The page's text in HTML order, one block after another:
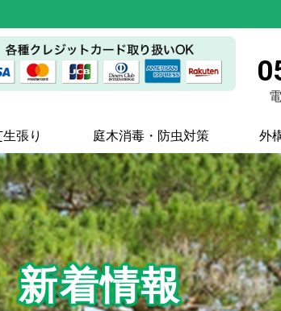
張り 庭木消毒・防虫対策 外
新着情報